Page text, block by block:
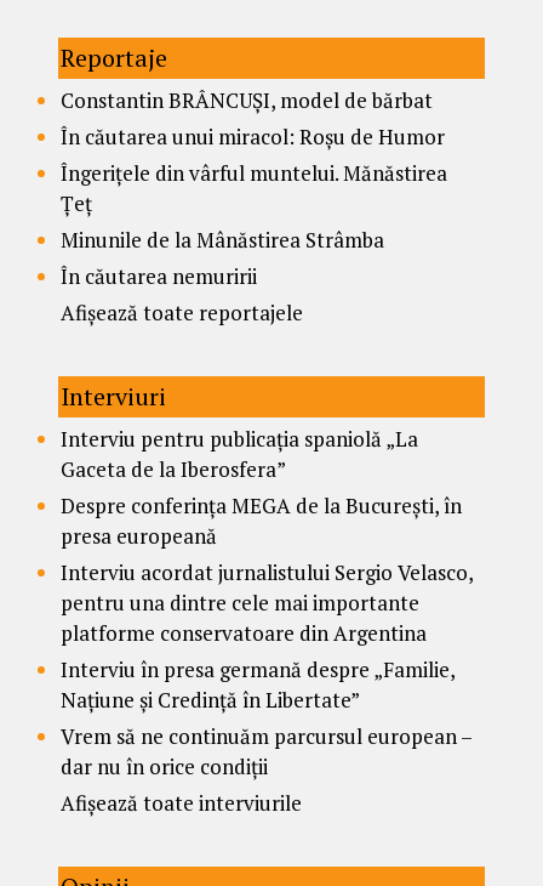
Reportaje
Constantin BRÂNCUȘI, model de bărbat
În căutarea unui miracol: Roșu de Humor
Îngerițele din vârful muntelui. Mănăstirea
Țeț
Minunile de la Mânăstirea Strâmba
În căutarea nemuririi
Afișează toate reportajele
Interviuri
Interviu pentru publicația spaniolă „La
Gaceta de la Iberosfera”
Despre conferința MEGA de la București, în
presa europeană
Interviu acordat jurnalistului Sergio Velasco,
pentru una dintre cele mai importante
platforme conservatoare din Argentina
Interviu în presa germană despre „Familie,
Națiune și Credință în Libertate”
Vrem să ne continuăm parcursul european –
dar nu în orice condiții
Afișează toate interviurile